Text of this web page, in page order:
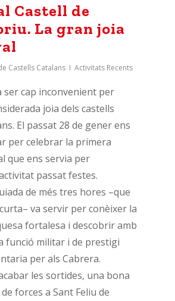
Castell de
La gran joia
Castells Catalans Activitats Recents
ser cap inconvenient per
joia dels castells
El passat 28 de gener ens
per celebrar la primera
que ens servia per
passat festes.
de més tres hores –que
va servir per conèixer la
fortalesa i descobrir amb
funció militar i de prestigi
per als Cabrera.
les sortides, una bona
forces a Sant Feliu de